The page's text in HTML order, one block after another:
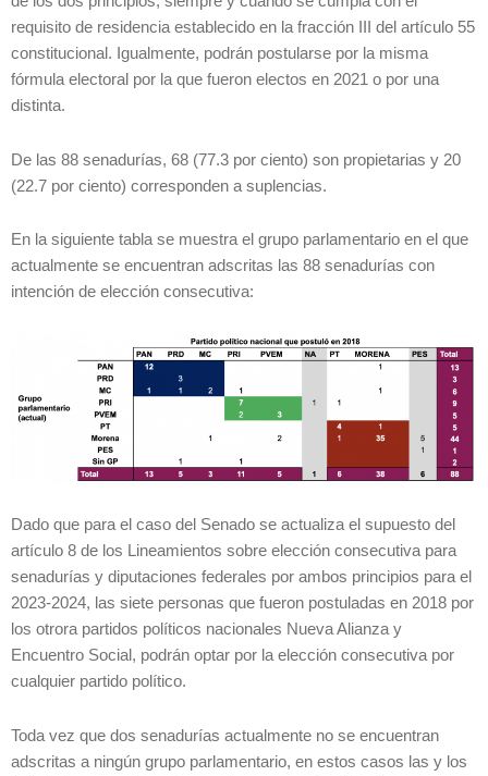
requisito de residencia establecido en la fracción III del artículo 55
constitucional. Igualmente, podrán postularse por la misma
fórmula electoral por la que fueron electos en 2021 o por una
distinta.
De las 88 senadurías, 68 (77.3 por ciento) son propietarias y 20
(22.7 por ciento) corresponden a suplencias.
En la siguiente tabla se muestra el grupo parlamentario en el que
actualmente se encuentran adscritas las 88 senadurías con
intención de elección consecutiva:
Dado que para el caso del Senado se actualiza el supuesto del
artículo 8 de los Lineamientos sobre elección consecutiva para
senadurías y diputaciones federales por ambos principios para el
2023-2024, las siete personas que fueron postuladas en 2018 por
los otrora partidos políticos nacionales Nueva Alianza y
Encuentro Social, podrán optar por la elección consecutiva por
cualquier partido político.
Toda vez que dos senadurías actualmente no se encuentran
adscritas a ningún grupo parlamentario, en estos casos las y los